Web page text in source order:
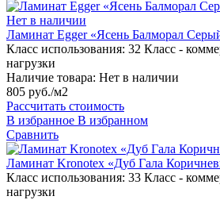
Нет в наличии
Ламинат Egger «Ясень Балморал
Класс использования: 32 Класс -
нагрузки
Наличие товара: Нет в наличии
805 руб./м2
Рассчитать стоимость
В избранное В избранном
Сравнить
Ламинат Kronotex «Дуб Гала
Класс использования: 33 Класс -
нагрузки